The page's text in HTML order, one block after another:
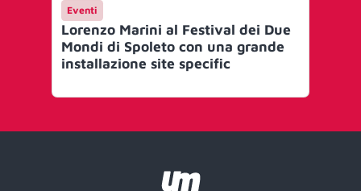
Eventi
Lorenzo Marini al Festival dei Due
Mondi di Spoleto con una grande
installazione site specific